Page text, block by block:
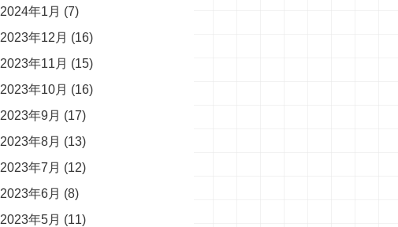
2024年1月 (7)
2023年12月 (16)
2023年11月 (15)
2023年10月 (16)
2023年9月 (17)
2023年8月 (13)
2023年7月 (12)
2023年6月 (8)
2023年5月 (11)